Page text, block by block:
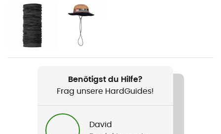
Geschlecht
Damen
Gewicht
275 g
Liquid Point Pants
Technologien
Gore-Tex® Paclite®
Benötigst du Hilfe?
Frag unsere HardGuides!
David